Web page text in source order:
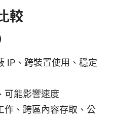
較
IP、跨裝置使用、穩定
可能影響速度
作、跨區內容存取、公